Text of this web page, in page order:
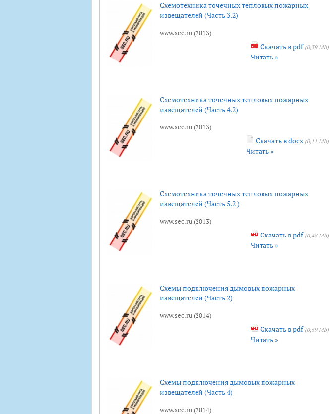
Схемотехника точечных тепловых пожарных
извещателей (Часть 3.2)
www.sec.ru (2013)
Скачать в pdf (0,39 Mb)
Читать »
Схемотехника точечных тепловых пожарных
извещателей (Часть 4.2)
www.sec.ru (2013)
Скачать в docx (0,11 Mb)
Читать »
Схемотехника точечных тепловых пожарных
извещателей (Часть 5.2 )
www.sec.ru (2013)
Скачать в pdf (0,48 Mb)
Читать »
Схемы подключения дымовых пожарных
извещателей (Часть 2)
www.sec.ru (2014)
Скачать в pdf (0,59 Mb)
Читать »
Схемы подключения дымовых пожарных
извещателей (Часть 4)
www.sec.ru (2014)